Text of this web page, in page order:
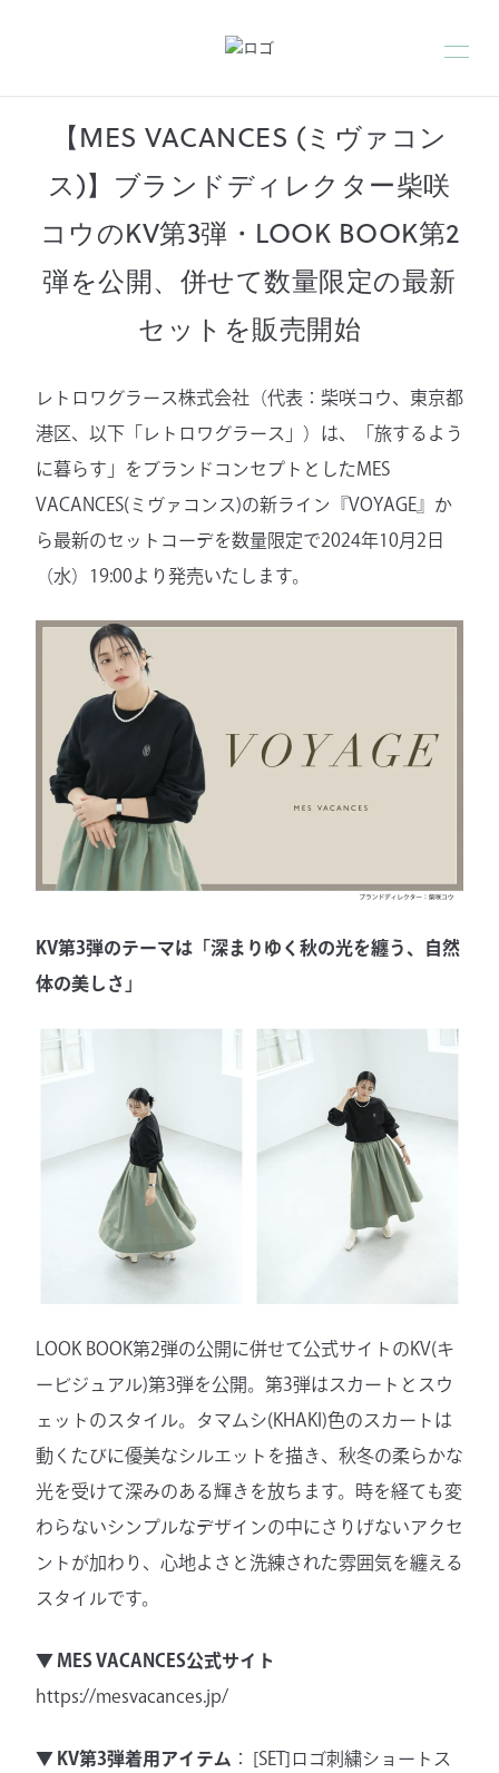
【MES VACANCES (ミヴァコン
ス)】ブランドディレクター柴咲
コウのKV第3弾・LOOK BOOK第2
弾を公開、併せて数量限定の最新
セットを販売開始
レトロワグラース株式会社（代表：柴咲コウ、東京都
港区、以下「レトロワグラース」）は、「旅するよう
に暮らす」をブランドコンセプトとしたMES
VACANCES(ミヴァコンス)の新ライン『VOYAGE』か
ら最新のセットコーデを数量限定で2024年10月2日
（水）19:00より発売いたします。
KV第3弾のテーマは「深まりゆく秋の光を纏う、自然
体の美しさ」
LOOK BOOK第2弾の公開に併せて公式サイトのKV(キ
ービジュアル)第3弾を公開。第3弾はスカートとスウ
ェットのスタイル。タマムシ(KHAKI)色のスカートは
動くたびに優美なシルエットを描き、秋冬の柔らかな
光を受けて深みのある輝きを放ちます。時を経ても変
わらないシンプルなデザインの中にさりげないアクセ
ントが加わり、心地よさと洗練された雰囲気を纏える
スタイルです。
▼ MES VACANCES公式サイト
https://mesvacances.jp/
▼ KV第3弾着用アイテム ：
[SET]ロゴ刺繍ショートス